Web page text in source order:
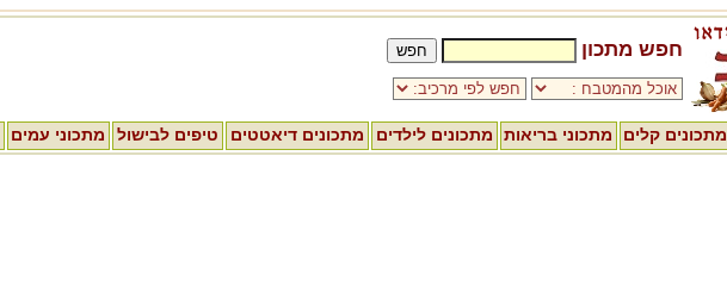
חפש מתכון
מתכונים קלים מתכוני בריאות מתכונים לילדים מתכונים דיאטטים טיפים לבישול מתכוני עמים